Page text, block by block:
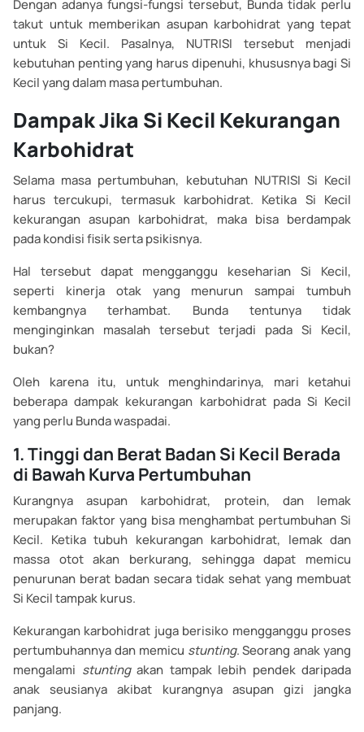
Dengan adanya fungsi-fungsi tersebut, Bunda tidak perlu
takut untuk memberikan asupan karbohidrat yang tepat
untuk Si Kecil. Pasalnya, NUTRISI tersebut menjadi
kebutuhan penting yang harus dipenuhi, khususnya bagi Si
Kecil yang dalam masa pertumbuhan.
Dampak Jika Si Kecil Kekurangan
Karbohidrat
Selama masa pertumbuhan, kebutuhan NUTRISI Si Kecil
harus tercukupi, termasuk karbohidrat. Ketika Si Kecil
kekurangan asupan karbohidrat, maka bisa berdampak
pada kondisi fisik serta psikisnya.
Hal tersebut dapat mengganggu keseharian Si Kecil,
seperti kinerja otak yang menurun sampai tumbuh
kembangnya terhambat. Bunda tentunya tidak
menginginkan masalah tersebut terjadi pada Si Kecil,
bukan?
Oleh karena itu, untuk menghindarinya, mari ketahui
beberapa dampak kekurangan karbohidrat pada Si Kecil
yang perlu Bunda waspadai.
1. Tinggi dan Berat Badan Si Kecil Berada
di Bawah Kurva Pertumbuhan
Kurangnya asupan karbohidrat, protein, dan lemak
merupakan faktor yang bisa menghambat pertumbuhan Si
Kecil. Ketika tubuh kekurangan karbohidrat, lemak dan
massa otot akan berkurang, sehingga dapat memicu
penurunan berat badan secara tidak sehat yang membuat
Si Kecil tampak kurus.
Kekurangan karbohidrat juga berisiko mengganggu proses
pertumbuhannya dan memicu stunting. Seorang anak yang
mengalami stunting akan tampak lebih pendek daripada
anak seusianya akibat kurangnya asupan gizi jangka
panjang.